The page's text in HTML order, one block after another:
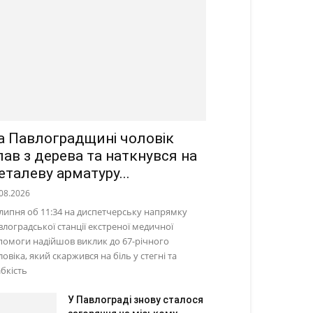
Павлоградщині чоловік
з дерева та наткнувся на
арматуру...
об 11:34 на диспетчерську напрямку
станції екстреної медичної
надійшов виклик до 67-річного
який скаржився на біль у стегні та
У Павлограді знову сталося